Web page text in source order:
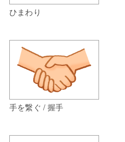
ひまわり
手を繋ぐ / 握手